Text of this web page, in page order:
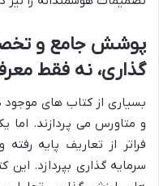
پوشش جامع و
گذاری، نه فقط
و متاورس می پردازند. اما
فراتر از تعاریف پایه
سرمایه گذاری بپردازد.